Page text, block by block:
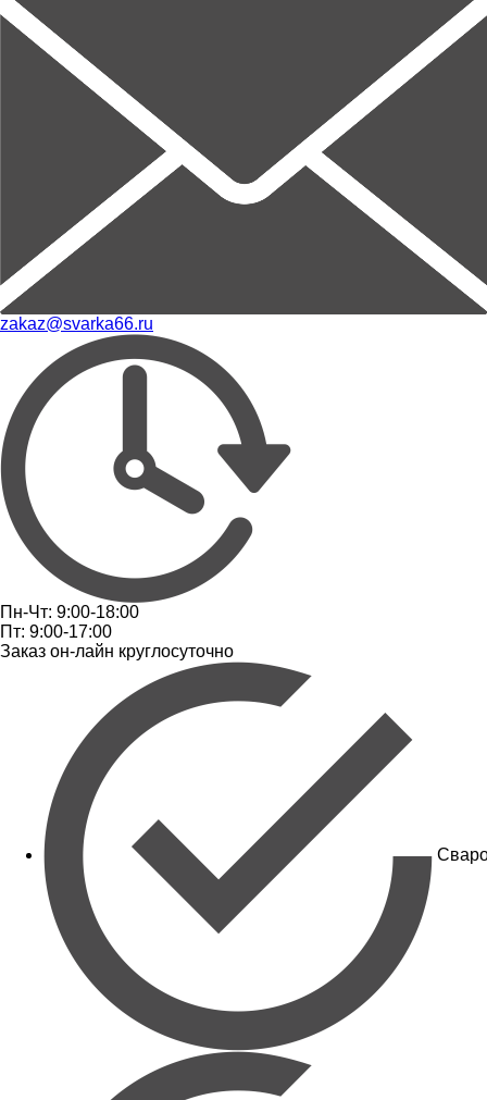
zakaz@svarka66.ru
Пн-Чт: 9:00-18:00
Пт: 9:00-17:00
Заказ он-лайн круглосуточно